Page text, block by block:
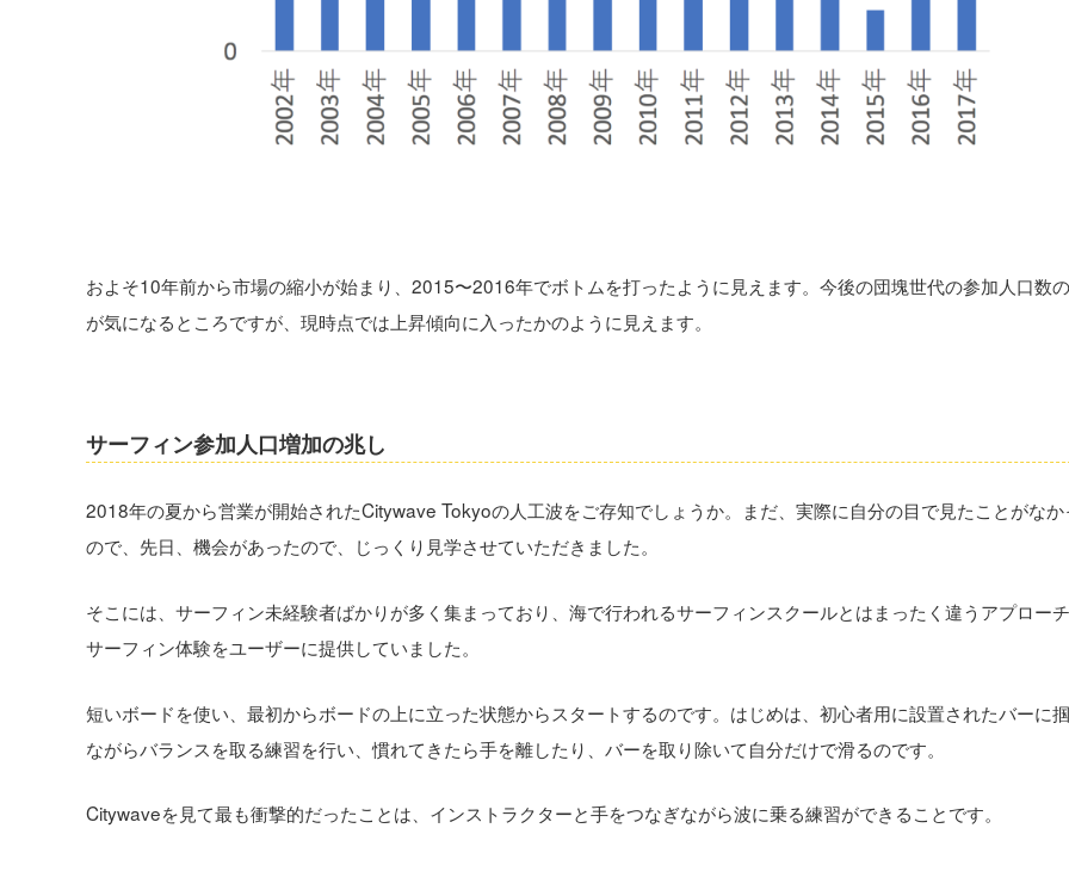
およそ10年前から市場の縮小が始まり、2015〜2016年でボトムを打ったように見えます。今後の団塊世代の参加人口数
が気になるところですが、現時点では上昇傾向に入ったかのように見えます。
サーフィン参加人口増加の兆し
2018年の夏から営業が開始されたCitywave Tokyoの人工波をご存知でしょうか。まだ、実際に自分の目で見たことがなか
ので、先日、機会があったので、じっくり見学させていただきました。
そこには、サーフィン未経験者ばかりが多く集まっており、海で行われるサーフィンスクールとはまったく違うアプロー
サーフィン体験をユーザーに提供していました。
短いボードを使い、最初からボードの上に立った状態からスタートするのです。はじめは、初心者用に設置されたバーに
ながらバランスを取る練習を行い、慣れてきたら手を離したり、バーを取り除いて自分だけで滑るのです。
Citywaveを見て最も衝撃的だったことは、インストラクターと手をつなぎながら波に乗る練習ができることです。